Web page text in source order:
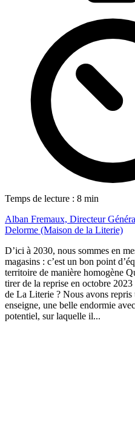
Temps de lecture : 8 min
Alban Fremaux, Directeur
Delorme (Maison de la Literie)
D’ici à 2030, nous sommes en
magasins : c’est un bon point
territoire de manière homogène
tirer de la reprise en octobre 2023
de La Literie ? Nous avons repris
enseigne, une belle endormie
potentiel, sur laquelle il...